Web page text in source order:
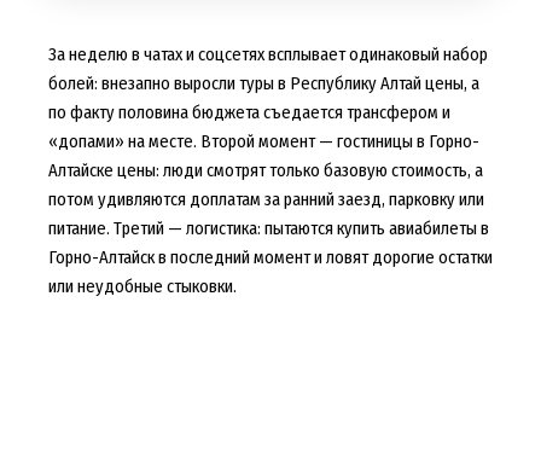
За неделю в чатах и соцсетях всплывает одинаковый набор
болей: внезапно выросли туры в Республику Алтай цены, а
по факту половина бюджета съедается трансфером и
«допами» на месте. Второй момент — гостиницы в Горно-
Алтайске цены: люди смотрят только базовую стоимость, а
потом удивляются доплатам за ранний заезд, парковку или
питание. Третий — логистика: пытаются купить авиабилеты в
Горно-Алтайск в последний момент и ловят дорогие остатки
или неудобные стыковки.